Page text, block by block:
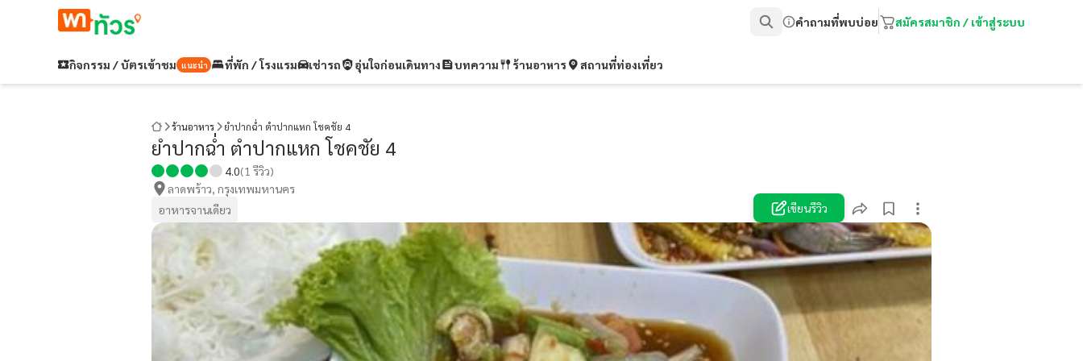
คำถามที่พบบ่อย สมัครสมาชิก / เข้าสู่ระบบ
กิจกรรม / บัตรเข้าชม แนะนำ ที่พัก / โรงแรม เช่ารถ อุ่นใจก่อนเดินทาง บทความ ร้านอาหาร สถานที่ท่องเที่ยว
ร้านอาหาร ยำปากฉ่ำ ตำปากแหก โชคชัย 4
ยำปากฉ่ำ ตำปากแหก โชคชัย 4
4.0(1 รีวิว)
ลาดพร้าว, กรุงเทพมหานคร
อาหารจานเดียว
เขียนรีวิว